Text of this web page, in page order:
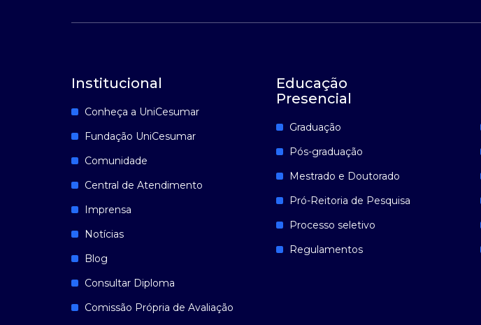
Institucional
Conheça a UniCesumar
Fundação UniCesumar
Comunidade
Central de Atendimento
Imprensa
Notícias
Blog
Consultar Diploma
Comissão Própria de Avaliação
Educação
Presencial
Graduação
Pós-graduação
Mestrado e Doutorado
Pró-Reitoria de Pesquisa
Processo seletivo
Regulamentos